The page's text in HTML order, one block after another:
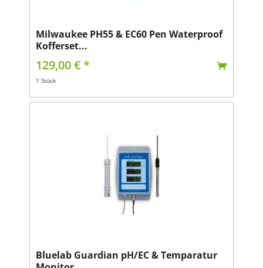
Milwaukee PH55 & EC60 Pen Waterproof
Kofferset...
129,00 € *
1 Stück
Bluelab Guardian pH/EC & Temparatur